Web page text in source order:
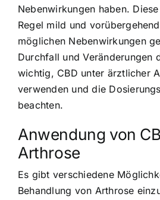
Nebenwirkungen haben.
Regel mild und
möglichen Nebenwirkungen
Durchfall und Veränderungen
wichtig, CBD unter ärztlicher
verwenden und die
beachten.
Anwendung von
Arthrose
Es gibt verschiedene
Behandlung von Arthrose